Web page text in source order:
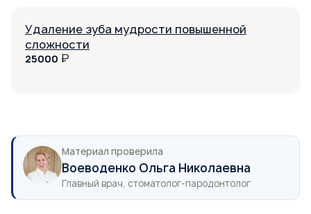
Удаление зуба мудрости повышенной
сложности
25000 ₽
Материал проверила
Воеводенко Ольга Николаевна
Главный врач, стоматолог-пародонтолог